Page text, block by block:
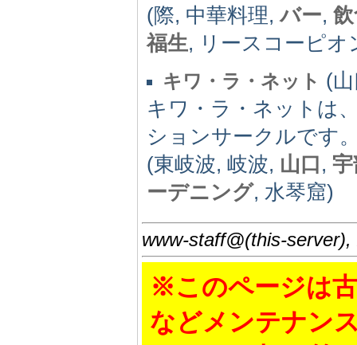
(際, 中華料理,バー,
福生, リースコーピオ
キワ・ラ・ネット (
キワ・ラ・ネットは
ションサークルです
(東岐波, 岐波, 山口,
ーデニング, 水琴窟)
www-staff@(this-
※このページは
などメンテナン